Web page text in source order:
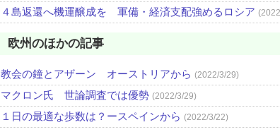
４島返還へ機運醸成を 軍備・経済支配強めるロシア
欧州のほかの記事
教会の鐘とアザーン オーストリアから (2022/3/29)
マクロン氏 世論調査では優勢 (2022/3/29)
１日の最適な歩数は？ースペインから (2022/3/22)